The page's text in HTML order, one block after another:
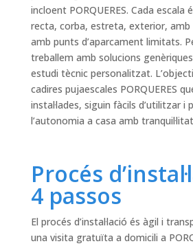
incloent PORQUERES. Cada
recta, corba, estreta, exterior, amb
amb punts d’aparcament limitats.
treballem amb solucions
estudi tècnic personalitzat.
cadires pujaescales PORQUERES
instal·lades, siguin fàcils d’utilitzar
l’autonomia a casa amb
Procés
4 passos
El procés d’instal·lació és àgil i
una visita gratuïta a domicili a